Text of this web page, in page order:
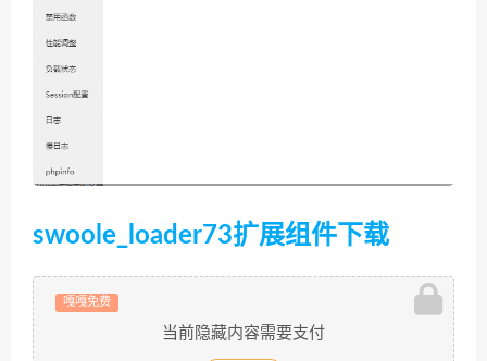
swoole_loader73扩展组件下载
嘎嘎免费
当前隐藏内容需要支付